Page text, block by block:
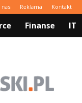
nas Reklama Kontakt
Finanse IT